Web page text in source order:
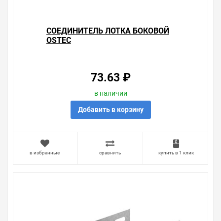
Ассортимент – это то, чему мы уделяем особое
внимание. Кроме того, ставка делается на
безопасность и качество продукции. Так же цена -
Мы предлагаем большой выбор товаров из категории
Соединители к лоткам ОСТЕК
по хорошим ценам. Уверены, что вы найдете на нашем
сайте именно то, что искали, потратив на это минимум
времени. Есть поиск по позициям.
Весь товар сертифицирован, отвечает требованиям
качества. Мы работаем с проверенными
поставщиками, продаем товар от давно
получить в пункте выдачи, или заказать курьерскую
СОЕДИНИТЕЛЬ ЛОТКА БОКОВОЙ
OSTEC
73.63 ₽
в наличии
Добавить в корзину
в избранные сравнить купить в 1 клик